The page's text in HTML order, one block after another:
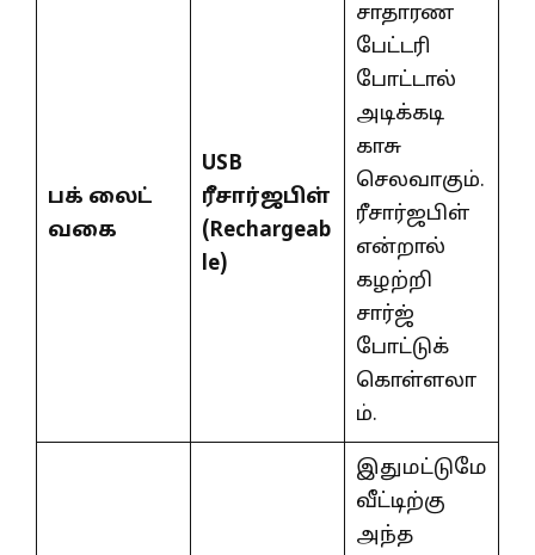
பக் லைட்
வகை
USB
ரீசார்ஜபிள்
(Rechargeab
le)
சாதாரண
பேட்டரி
போட்டால்
அடிக்கடி
காசு
செலவாகும்.
ரீசார்ஜபிள்
என்றால்
கழற்றி
சார்ஜ்
போட்டுக்
கொள்ளலா
ம்.
இதுமட்டுமே
வீட்டிற்கு
அந்த